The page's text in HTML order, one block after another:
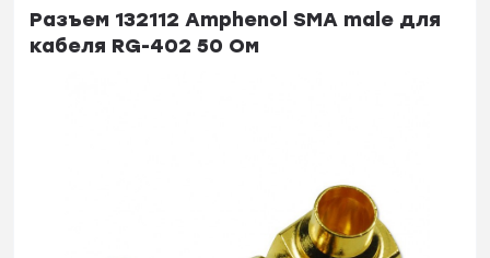
Разъем 132112 Amphenol SMA male для
кабеля RG-402 50 Ом